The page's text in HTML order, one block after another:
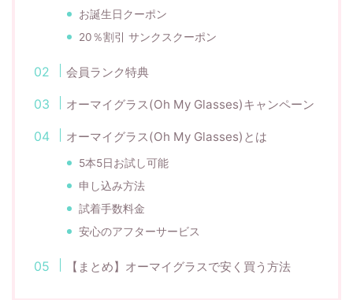
お誕生日クーポン
20％割引 サンクスクーポン
会員ランク特典
オーマイグラス(Oh My Glasses)キャンペーン
オーマイグラス(Oh My Glasses)とは
5本5日お試し可能
申し込み方法
試着手数料金
安心のアフターサービス
【まとめ】オーマイグラスで安く買う方法